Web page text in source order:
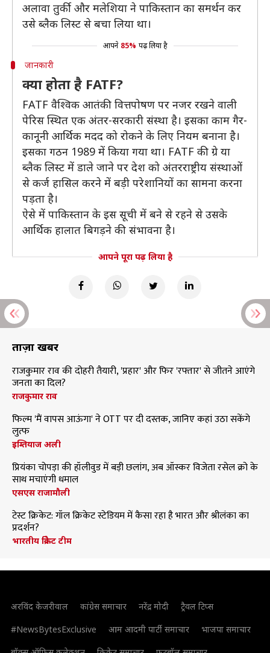
अलावा तुर्की और मलेशिया ने पाकिस्तान का समर्थन कर
उसे ब्लैक लिस्ट से बचा लिया था।
आपने 85% पढ़ लिया है
जानकारी
क्या होता है FATF?
FATF वैश्विक आतंकी वित्तपोषण पर नजर रखने वाली
पेरिस स्थित एक अंतर-सरकारी संस्था है। इसका काम गैर-
कानूनी आर्थिक मदद को रोकने के लिए नियम बनाना है।
इसका गठन 1989 में किया गया था। FATF की ग्रे या
ब्लैक लिस्ट में डाले जाने पर देश को अंतरराष्ट्रीय संस्थाओं
से कर्ज हासिल करने में बड़ी परेशानियों का सामना करना
पड़ता है।
ऐसे में पाकिस्तान के इस सूची में बने से रहने से उसके
आर्थिक हालात बिगड़ने की संभावना है।
आपने पूरा पढ़ लिया है
ताज़ा खबरें
राजकुमार राव की दोहरी तैयारी, 'प्रहार' और फिर 'रफ्तार' से जीतने आएंगे
जनता का दिल?
राजकुमार राव
फिल्म 'मैं वापस आऊंगा' ने OTT पर दी दस्तक, जानिए कहां उठा सकेंगे
लुत्फ
इम्तियाज अली
प्रियंका चोपड़ा की हॉलीवुड में बड़ी छलांग, अब ऑस्कर विजेता रसेल क्रो के
साथ मचाएंगी धमाल
एसएस राजामौली
टेस्ट क्रिकेट: गॉल क्रिकेट स्टेडियम में कैसा रहा है भारत और श्रीलंका का
प्रदर्शन?
भारतीय क्रिकेट टीम
अरविंद केजरीवाल कांग्रेस समाचार नरेंद्र मोदी
ट्रैवल टिप्स
#NewsBytesExclusive
आम आदमी पार्टी समाचार
भाजपा समाचार